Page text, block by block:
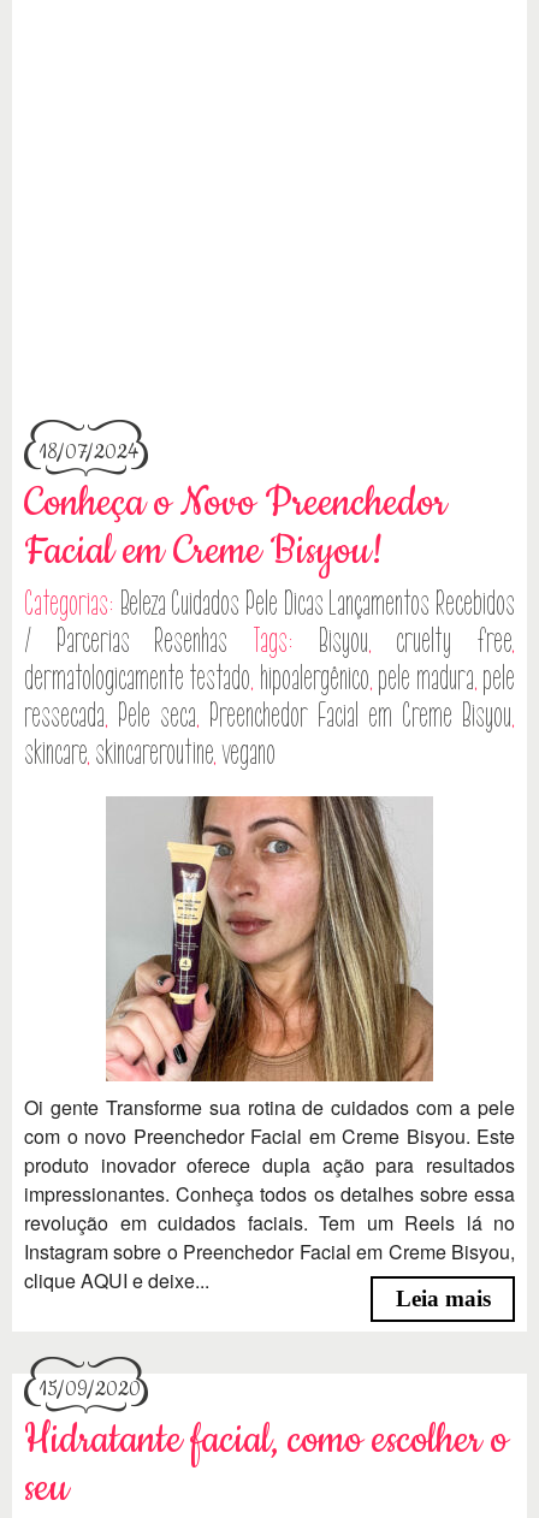
18/07/2024
Conheça o Novo Preenchedor
Facial em Creme Bisyou!
Categorias: Beleza Cuidados Pele Dicas Lançamentos Recebidos
/ Parcerias
Resenhas Tags: Bisyou, cruelty free,
dermatologicamente testado, hipoalergênico, pele madura, pele
ressecada, Pele seca, Preenchedor Facial em Creme Bisyou,
skincare, skincareroutine,vegano
Oi gente Transforme sua rotina de cuidados com a pele
com o novo Preenchedor Facial em Creme Bisyou. Este
produto inovador oferece dupla ação para resultados
impressionantes. Conheça todos os detalhes sobre essa
revolução em cuidados faciais. Tem um Reels lá no
Instagram sobre o Preenchedor Facial em Creme Bisyou,
clique AQUI e deixe...
Leia mais
15/09/2020
Hidratante facial, como escolher o
seu